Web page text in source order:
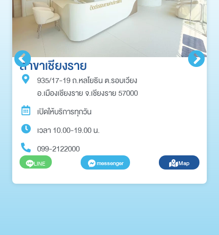
สาขาเชียงราย
935/17-19 ถ.หลโยธิน ต.รอบเวียง
อ.เมืองเชียงราย จ.เชียงราย 57000
เปิดให้บริการทุกวัน
เวลา 10.00-19.00 น.
099-2122000
LINE messenger Map